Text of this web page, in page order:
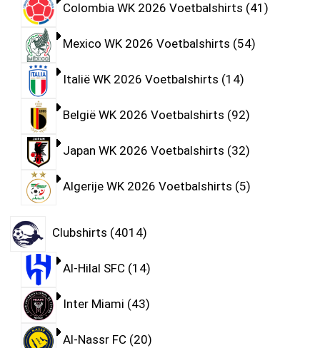
Colombia WK 2026 Voetbalshirts 41
Mexico WK 2026 Voetbalshirts 54
Italië WK 2026 Voetbalshirts 14
België WK 2026 Voetbalshirts 92
Japan WK 2026 Voetbalshirts 32
Algerije WK 2026 Voetbalshirts 5
Clubshirts 4014
Al-Hilal SFC 14
Inter Miami 43
Al-Nassr FC 20